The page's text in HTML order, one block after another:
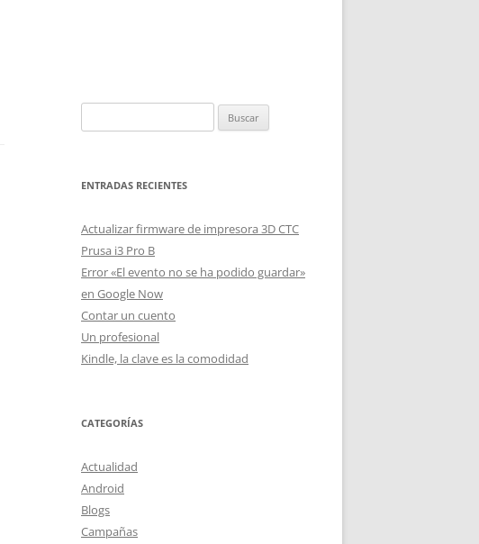
ENTRADAS RECIENTES
Actualizar firmware de impresora 3D CTC
Prusa i3 Pro B
Error «El evento no se ha podido guardar»
en Google Now
Contar un cuento
Un profesional
Kindle, la clave es la comodidad
CATEGORÍAS
Actualidad
Android
Blogs
Campañas